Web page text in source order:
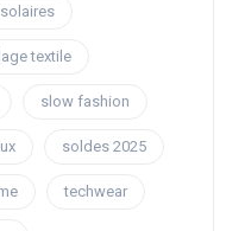
textile
slow fashion
soldes 2025
techwear